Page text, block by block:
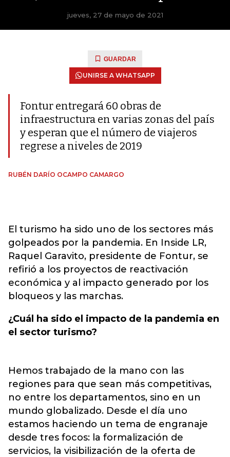
jueves, 27 de mayo de 2021
GUARDAR
UNIRSE A WHATSAPP
Fontur entregará 60 obras de
infraestructura en varias zonas del país
y esperan que el número de viajeros
regrese a niveles de 2019
RUBÉN DARÍO OCAMPO CAMARGO
El turismo ha sido uno de los sectores más
golpeados por la pandemia. En Inside LR,
Raquel Garavito, presidente de Fontur, se
refirió a los proyectos de reactivación
económica y al impacto generado por los
bloqueos y las marchas.
¿Cuál ha sido el impacto de la pandemia en
el sector turismo?
Hemos trabajado de la mano con las
regiones para que sean más competitivas,
no entre los departamentos, sino en un
mundo globalizado. Desde el día uno
estamos haciendo un tema de engranaje
desde tres focos: la formalización de
servicios, la visibilización de la oferta de